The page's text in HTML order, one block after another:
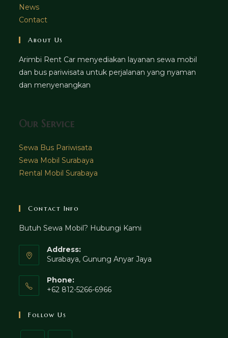
News
Contact
About Us
Arimbi Rent Car menyediakan layanan sewa mobil
dan bus pariwisata untuk perjalanan yang nyaman
dan menyenangkan
Our Service
Sewa Bus Pariwisata
Sewa Mobil Surabaya
Rental Mobil Surabaya
Contact Info
Butuh Sewa Mobil? Hubungi Kami
Address:
Surabaya, Gunung Anyar Jaya
Phone:
+62 812-5266-6966
Follow Us